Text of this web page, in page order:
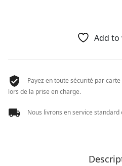
Add to
Payez en toute sécurité par
lors de la prise en charge.
Nous livrons en service